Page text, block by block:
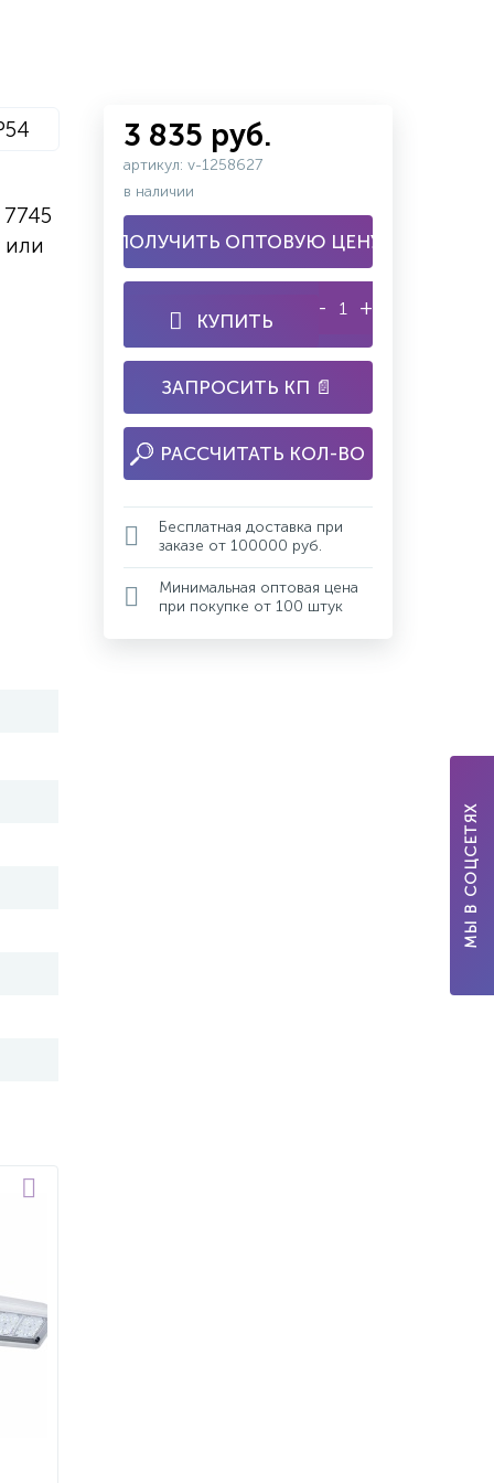
3 835 руб.
артикул: v-1258627
в наличии
ПОЛУЧИТЬ ОПТОВУЮ ЦЕНУ
КУПИТЬ
- +
ЗАПРОСИТЬ КП 📄
РАССЧИТАТЬ КОЛ-ВО
Бесплатная доставка при
заказе от 100000 руб.
Минимальная оптовая цена
при покупке от 100 штук
МЫ В СОЦСЕТЯХ